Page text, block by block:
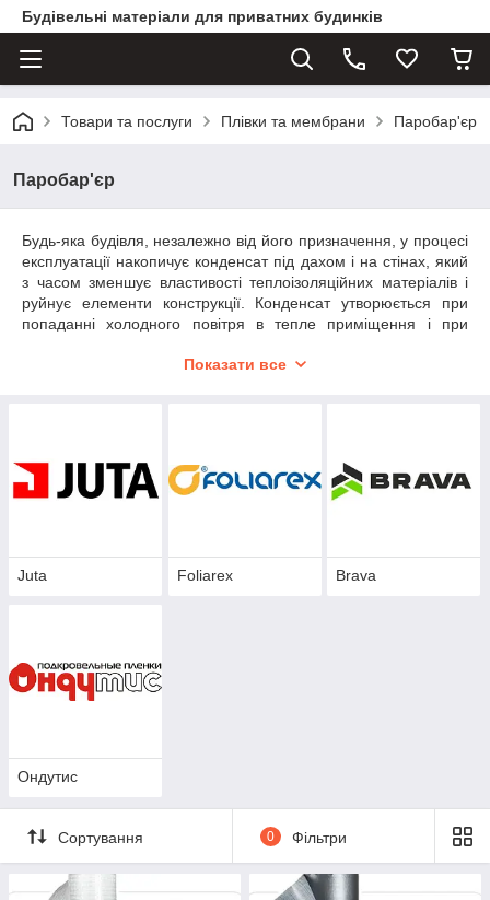
Будівельні матеріали для приватних будинків
Товари та послуги Плівки та мембрани Паробар'єр
Паробар'єр
Будь-яка будівля, незалежно від його призначення, у процесі
експлуатації накопичує конденсат під дахом і на стінах, який
з часом зменшує властивості теплоізоляційних матеріалів і
руйнує елементи конструкції. Конденсат утворюється при
попаданні холодного повітря в тепле приміщення і при
дефекти покрівельного або фасадного покриття.
категорично забороняється, якщо звичайно Ви не хочете
займатися будівництвом все життя.
Ізоляційні плівки обов'язкові
покрівельним покриттям і утеплювачем, а паробар'єр – під
утеплювачем. У випадку з пристроєм вентильованого фасаду –
Необхідний паробар'єр при утепленні покрівлі та фасаду і
основною його функцією є захист теплоізоляційного шару від
вологи. Ця плівка, при влаштуванні покрівлі, також запобігає
потраплянню водяних парів з дому в несучу конструкцію даху,
захищаючи тим самим основні елементи даху від корозії і
утворення грибка і цвілі.
Показати все
Juta Foliarex Brava
Ондутис
Сортування 0 Фільтри